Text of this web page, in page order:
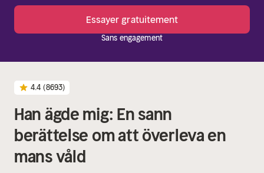
Essayer gratuitement
Sans engagement
4.4 (8693)
Han ägde mig: En sann
berättelse om att överleva en
mans våld